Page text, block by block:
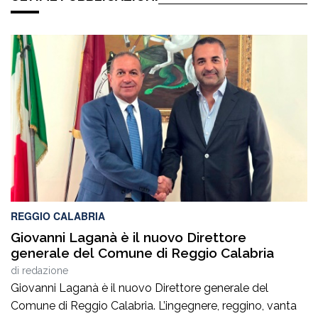
REGGIO CALABRIA
Giovanni Laganà è il nuovo Direttore
generale del Comune di Reggio Calabria
di redazione
Giovanni Laganà è il nuovo Direttore generale del
Comune di Reggio Calabria. L’ingegnere, reggino, vanta